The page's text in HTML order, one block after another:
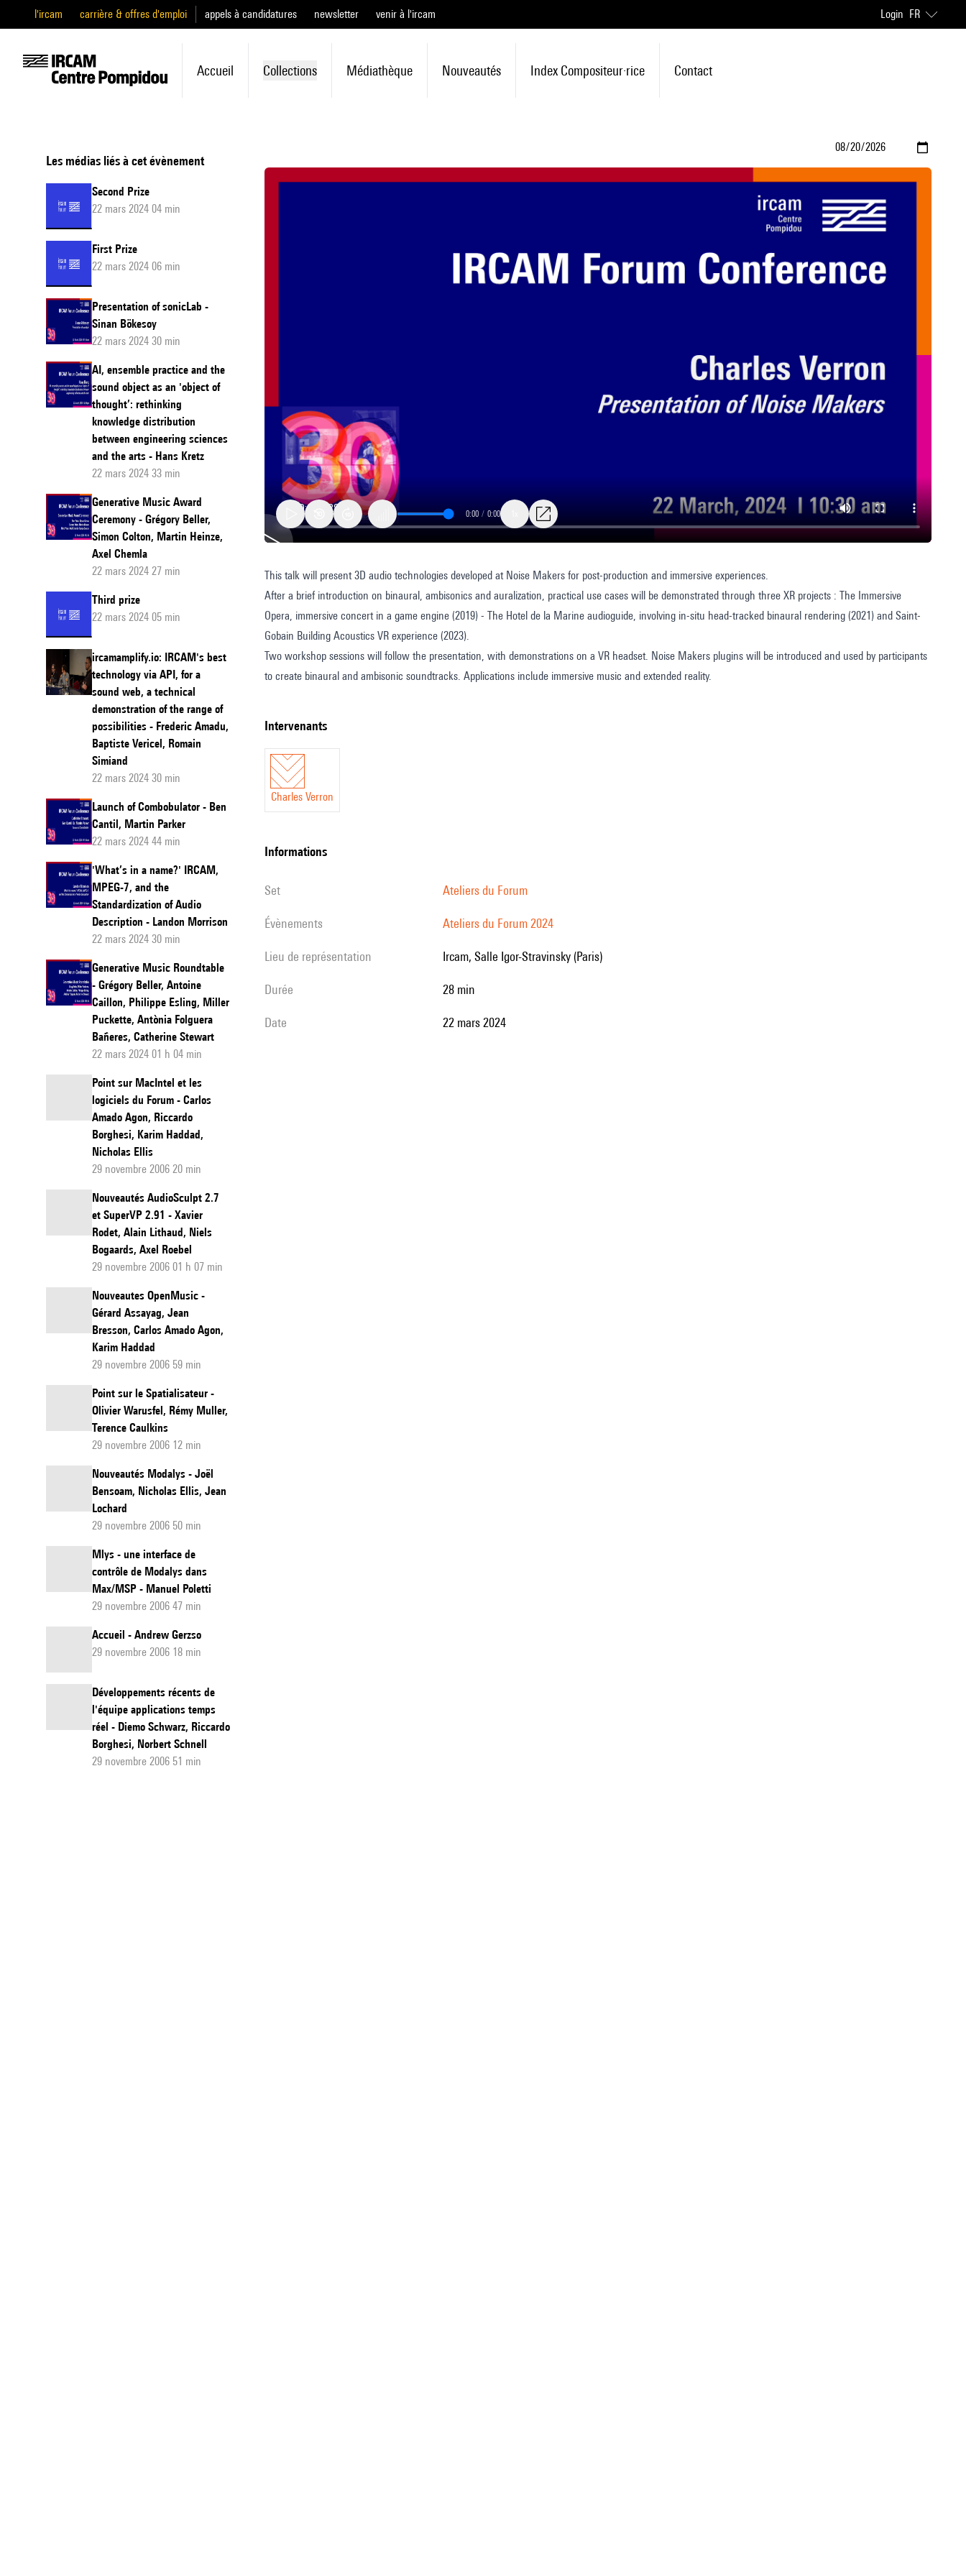
l'ircam carrière & offres d'emploi appels à candidatures newsletter venir à l'ircam Login FR
Accueil Collections Médiathèque Nouveautés Index Compositeur·rice Contact
Les médias liés à cet évènement
Second Prize
22 mars 2024 04 min
First Prize
22 mars 2024 06 min
Presentation of sonicLab -
Sinan Bökesoy
22 mars 2024 30 min
AI, ensemble practice and the
sound object as an 'object of
thought’: rethinking
knowledge distribution
between engineering sciences
and the arts - Hans Kretz
22 mars 2024 33 min
Generative Music Award
Ceremony - Grégory Beller,
Simon Colton, Martin Heinze,
Axel Chemla
22 mars 2024 27 min
Third prize
22 mars 2024 05 min
ircamamplify.io: IRCAM's best
technology via API, for a
sound web, a technical
demonstration of the range of
possibilities - Frederic Amadu,
Baptiste Vericel, Romain
Simiand
22 mars 2024 30 min
Launch of Combobulator - Ben
Cantil, Martin Parker
22 mars 2024 44 min
'What’s in a name?' IRCAM,
MPEG-7, and the
Standardization of Audio
Description - Landon Morrison
22 mars 2024 30 min
Generative Music Roundtable
- Grégory Beller, Antoine
Caillon, Philippe Esling, Miller
Puckette, Antònia Folguera
Bañeres, Catherine Stewart
22 mars 2024 01 h 04 min
Point sur MacIntel et les
logiciels du Forum - Carlos
Amado Agon, Riccardo
Borghesi, Karim Haddad,
Nicholas Ellis
29 novembre 2006 20 min
Nouveautés AudioSculpt 2.7
et SuperVP 2.91 - Xavier
Rodet, Alain Lithaud, Niels
Bogaards, Axel Roebel
29 novembre 2006 01 h 07 min
Nouveautes OpenMusic -
Gérard Assayag, Jean
Bresson, Carlos Amado Agon,
Karim Haddad
29 novembre 2006 59 min
Point sur le Spatialisateur -
Olivier Warusfel, Rémy Muller,
Terence Caulkins
29 novembre 2006 12 min
Nouveautés Modalys - Joël
Bensoam, Nicholas Ellis, Jean
Lochard
29 novembre 2006 50 min
Mlys - une interface de
contrôle de Modalys dans
Max/MSP - Manuel Poletti
29 novembre 2006 47 min
Accueil - Andrew Gerzso
29 novembre 2006 18 min
Développements récents de
l'équipe applications temps
réel - Diemo Schwarz, Riccardo
Borghesi, Norbert Schnell
29 novembre 2006 51 min
Presentation
of
Noise
Makers
0:00 / 0:00
This talk will present 3D audio technologies developed at Noise Makers for post-production and immersive experiences.
After a brief introduction on binaural, ambisonics and auralization, practical use cases will be demonstrated through three XR projects : The Immersive
Opera, immersive concert in a game engine (2019) - The Hotel de la Marine audioguide, involving in-situ head-tracked binaural rendering (2021) and Saint-
Gobain Building Acoustics VR experience (2023).
Two workshop sessions will follow the presentation, with demonstrations on a VR headset. Noise Makers plugins will be introduced and used by participants
to create binaural and ambisonic soundtracks. Applications include immersive music and extended reality.
intervenants
Charles Verron
informations
set Ateliers du Forum
évènements Ateliers du Forum 2024
Lieu de représentation Ircam, Salle Igor-Stravinsky (Paris)
durée 28 min
date 22 mars 2024